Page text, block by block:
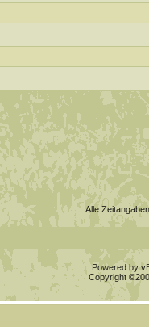
Alle
Powered by
Copyright